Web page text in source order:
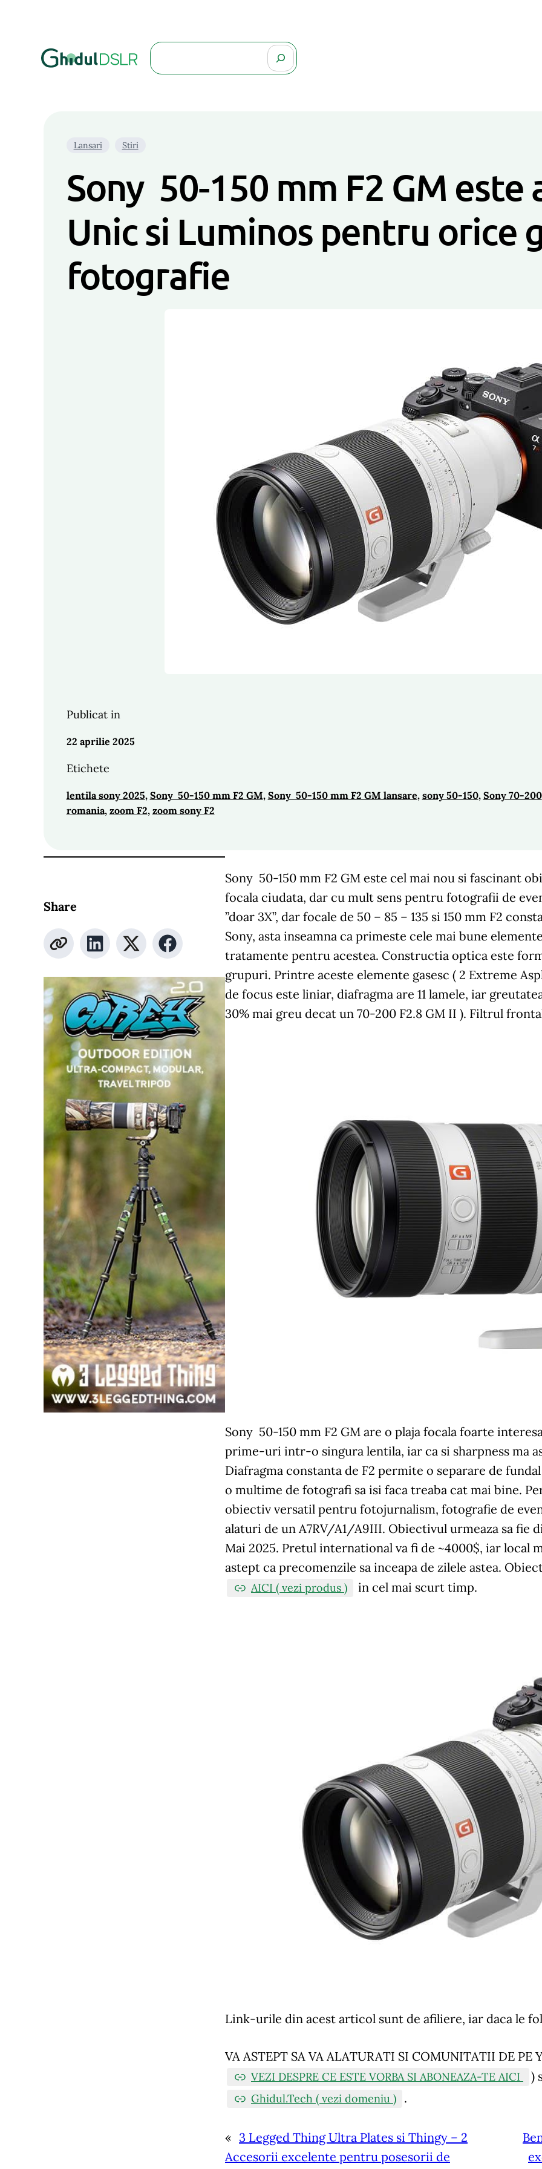
Search
Lansari Stiri
Sony 50-150 mm F2 GM este
Unic si Luminos pentru orice
fotografie
Publicat in
22 aprilie 2025
Etichete
lentila sony 2025, Sony 50-150 mm F2 GM, Sony 50-150 mm F2 GM lansare, sony 50-150, Sony 70-200
romania, zoom F2, zoom sony F2
Share
Sony 50-150 mm F2 GM este cel mai nou si fascinant
focala ciudata, dar cu mult sens pentru fotografii de
”doar 3X”, dar focale de 50 – 85 – 135 si 150 mm F2
Sony, asta inseamna ca primeste cele mai bune
tratamente pentru acestea. Constructia optica este
grupuri. Printre aceste elemente gasesc ( 2 Extreme
de focus este liniar, diafragma are 11 lamele, iar
30% mai greu decat un 70-200 F2.8 GM II ). Filtrul
Sony 50-150 mm F2 GM are o plaja focala foarte
prime-uri intr-o singura lentila, iar ca si sharpness ma
Diafragma constanta de F2 permite o separare de
o multime de fotografi sa isi faca treaba cat mai bine.
obiectiv versatil pentru fotojurnalism, fotografie de
alaturi de un A7RV/A1/A9III. Obiectivul urmeaza sa fie
Mai 2025. Pretul international va fi de ~4000$, iar local
astept ca precomenzile sa inceapa de zilele astea.
AICI ( vezi produs ) in cel mai scurt timp.
Link-urile din acest articol sunt de afiliere, iar daca le
VA ASTEPT SA VA ALATURATI SI COMUNITATII DE PE
VEZI DESPRE CE ESTE VORBA SI ABONEAZA-TE AICI )
Ghidul.Tech ( vezi domeniu ) .
« 3 Legged Thing Ultra Plates si Thingy – 2
Accesorii excelente pentru posesorii de